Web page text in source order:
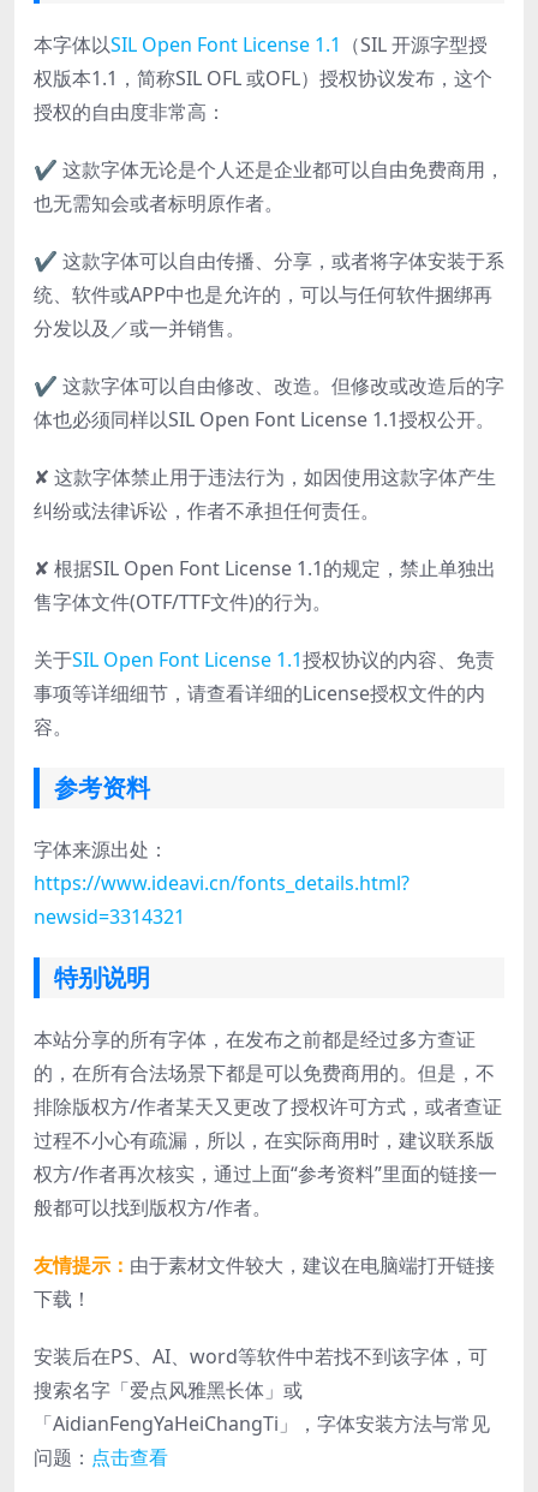
本字体以SIL Open Font License 1.1 （SIL 开源字型授
权版本1.1，简称SIL OFL 或OFL）授权协议发布，这个
授权的自由度非常高：
✔ 这款字体无论是个人还是企业都可以自由免费商用，
也无需知会或者标明原作者。
✔ 这款字体可以自由传播、分享，或者将字体安装于系
统、软件或APP中也是允许的，可以与任何软件捆绑再
分发以及／或一并销售。
✔ 这款字体可以自由修改、改造。但修改或改造后的字
体也必须同样以SIL Open Font License 1.1授权公开。
✘ 这款字体禁止用于违法行为，如因使用这款字体产生
纠纷或法律诉讼，作者不承担任何责任。
✘ 根据SIL Open Font License 1.1的规定，禁止单独出
售字体文件(OTF/TTF文件)的行为。
关于SIL Open Font License 1.1授权协议的内容、免责
事项等详细细节，请查看详细的License授权文件的内
容。
参考资料
字体来源出处：
https://www.ideavi.cn/fonts_details.html?
newsid=3314321
特别说明
本站分享的所有字体，在发布之前都是经过多方查证
的，在所有合法场景下都是可以免费商用的。但是，不
排除版权方/作者某天又更改了授权许可方式，或者查证
过程不小心有疏漏，所以，在实际商用时，建议联系版
权方/作者再次核实，通过上面“参考资料”里面的链接一
般都可以找到版权方/作者。
友情提示： 由于素材文件较大，建议在电脑端打开链接
下载！
安装后在PS、AI、word等软件中若找不到该字体，可
搜索名字「爱点风雅黑长体」或
「AidianFengYaHeiChangTi」，字体安装方法与常见
问题： 点击查看